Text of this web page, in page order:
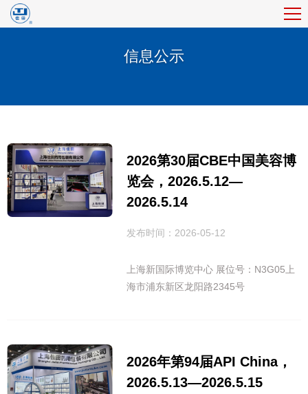
信息公示
2026第30届CBE中国美容博
览会，2026.5.12—
2026.5.14
发布时间：2026-05-12
上海新国际博览中心 展位号：N3G05上
海市浦东新区龙阳路2345号
2026年第94届API China，
2026.5.13—2026.5.15